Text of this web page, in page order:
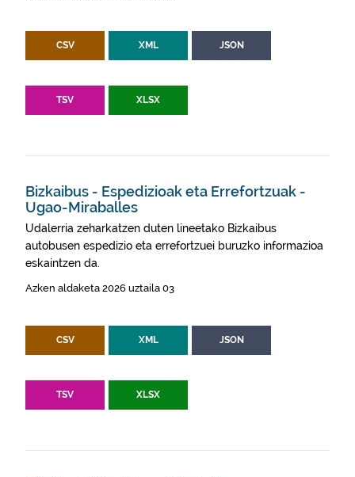
CSV XML JSON
TSV XLSX
Bizkaibus - Espedizioak eta Errefortzuak -
Ugao-Miraballes
Udalerria zeharkatzen duten lineetako Bizkaibus
autobusen espedizio eta errefortzuei buruzko informazioa
eskaintzen da.
Azken aldaketa 2026 uztaila 03
CSV XML JSON
TSV XLSX